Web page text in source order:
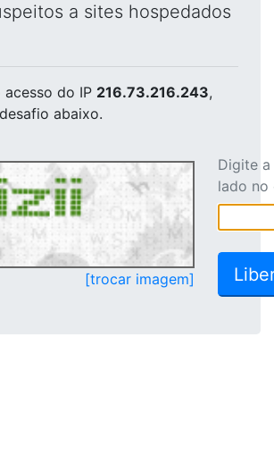
a sites hospedados
acesso do IP 216.73.216.243,
abaixo.
[trocar imagem]
Digite
lado no